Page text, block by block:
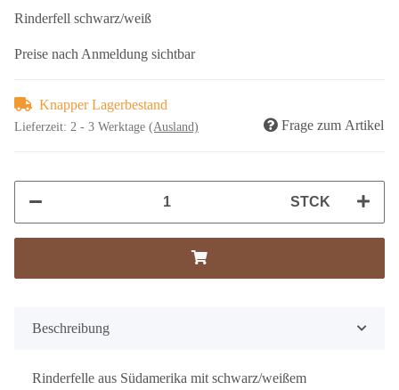
Rinderfell schwarz/weiß
Preise nach Anmeldung sichtbar
Knapper Lagerbestand
Lieferzeit: 2 - 3 Werktage (Ausland) Frage zum Artikel
STCK
Beschreibung
Rinderfelle aus Südamerika mit schwarz/weißem